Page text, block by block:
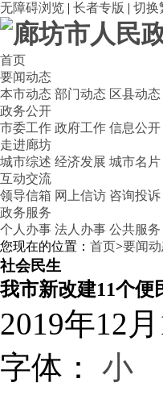
无障碍浏览 | 长者专版 | 切换
首页
要闻动态
本市动态 部门动态 区县动态
政务公开
市委工作 政府工作 信息公开
走进廊坊
城市综述 经济发展 城市名片
互动交流
领导信箱 网上信访 咨询投诉
政务服务
个人办事 法人办事 公共服务
您现在的位置： 首页>要闻
社会民生
我市新改建11个便
2019年12月
字体： 小